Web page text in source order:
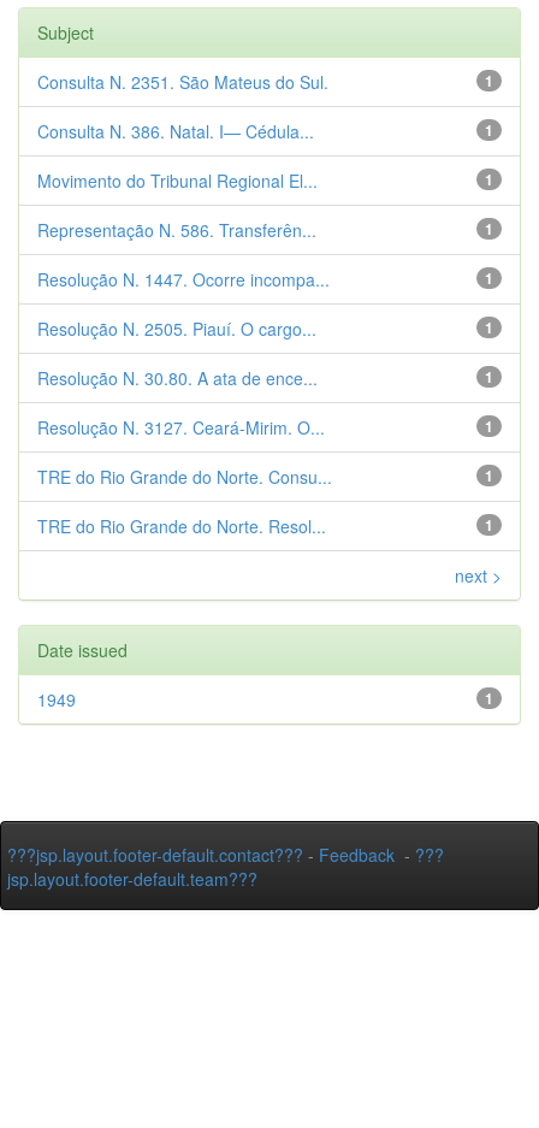
Subject
1
Consulta N. 2351. São Mateus do Sul.
1
Consulta N. 386. Natal. I— Cédula...
1
Movimento do Tribunal Regional El...
1
Representação N. 586. Transferên...
1
Resolução N. 1447. Ocorre incompa...
1
Resolução N. 2505. Piauí. O cargo...
1
Resolução N. 30.80. A ata de ence...
1
Resolução N. 3127. Ceará-Mirim. O...
1
TRE do Rio Grande do Norte. Consu...
1
TRE do Rio Grande do Norte. Resol...
next >
Date issued
1
1949
???jsp.layout.footer-default.contact??? - Feedback - ???
jsp.layout.footer-default.team???